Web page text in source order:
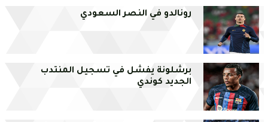
رونالدو في النصر السعودي
برشلونة يفشل في تسجيل المنتدب
الجديد كوندي